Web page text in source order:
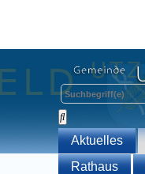
Aktuelles
Rathaus